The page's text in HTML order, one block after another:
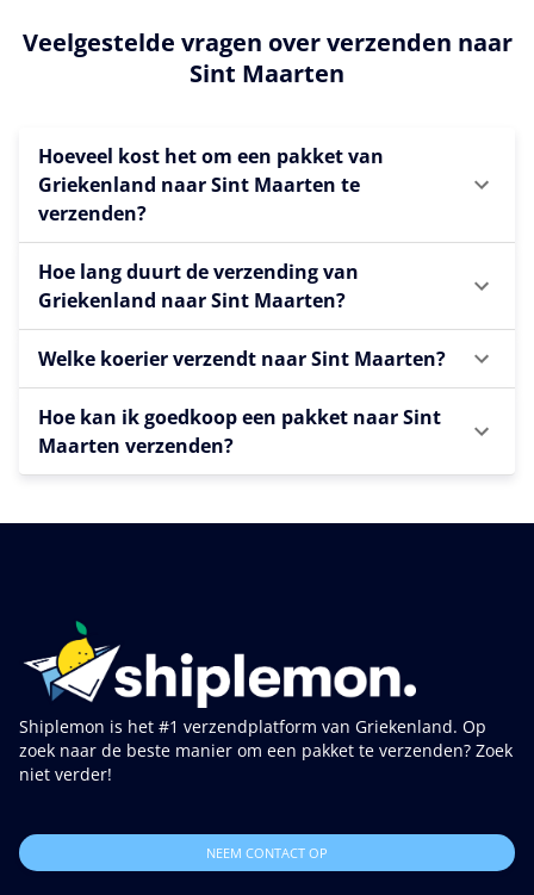
Veelgestelde vragen over verzenden naar
Sint Maarten
Hoeveel kost het om een pakket van
Griekenland naar Sint Maarten te
verzenden?
Hoe lang duurt de verzending van
Griekenland naar Sint Maarten?
Welke koerier verzendt naar Sint Maarten?
Hoe kan ik goedkoop een pakket naar Sint
Maarten verzenden?
Shiplemon is het #1 verzendplatform van Griekenland. Op
zoek naar de beste manier om een pakket te verzenden? Zoek
niet verder!
NEEM CONTACT OP